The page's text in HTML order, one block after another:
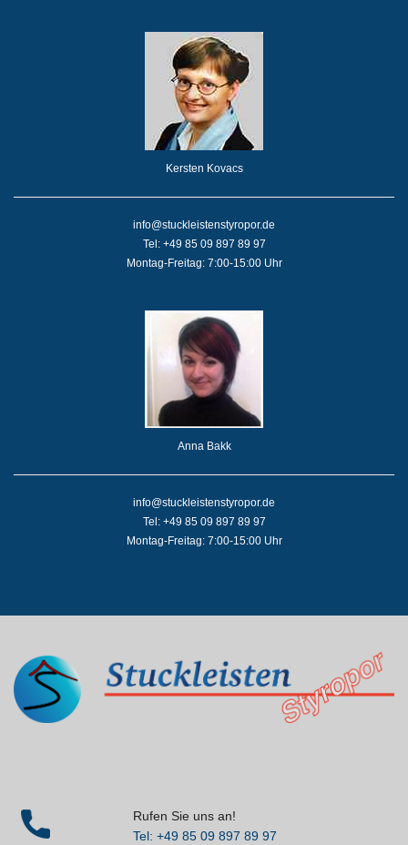
Kersten Kovacs
info@stuckleistenstyropor.de
Tel: +49 85 09 897 89 97
Montag-Freitag: 7:00-15:00 Uhr
Anna Bakk
info@stuckleistenstyropor.de
Tel: +49 85 09 897 89 97
Montag-Freitag: 7:00-15:00 Uhr
Rufen Sie uns an!
Tel: +49 85 09 897 89 97